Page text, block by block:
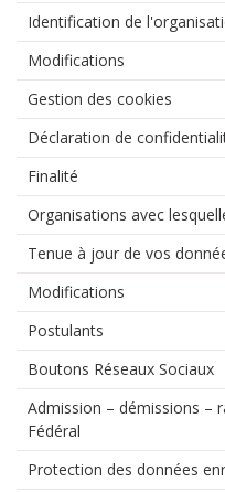
Identification de
Modifications
Gestion des cookies
Déclaration de
Finalité
Organisations avec
Tenue à jour de vos
Modifications
Postulants
Boutons Réseaux Sociaux
Admission – démissions –
Fédéral
Protection des données